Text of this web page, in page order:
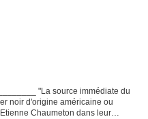
"La source immédiate du
noir d'origine américaine ou
Chaumeton dans leur